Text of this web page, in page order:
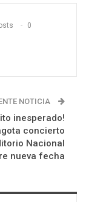
0
NOTICIA
inesperado!
concierto
Nacional
nueva fecha